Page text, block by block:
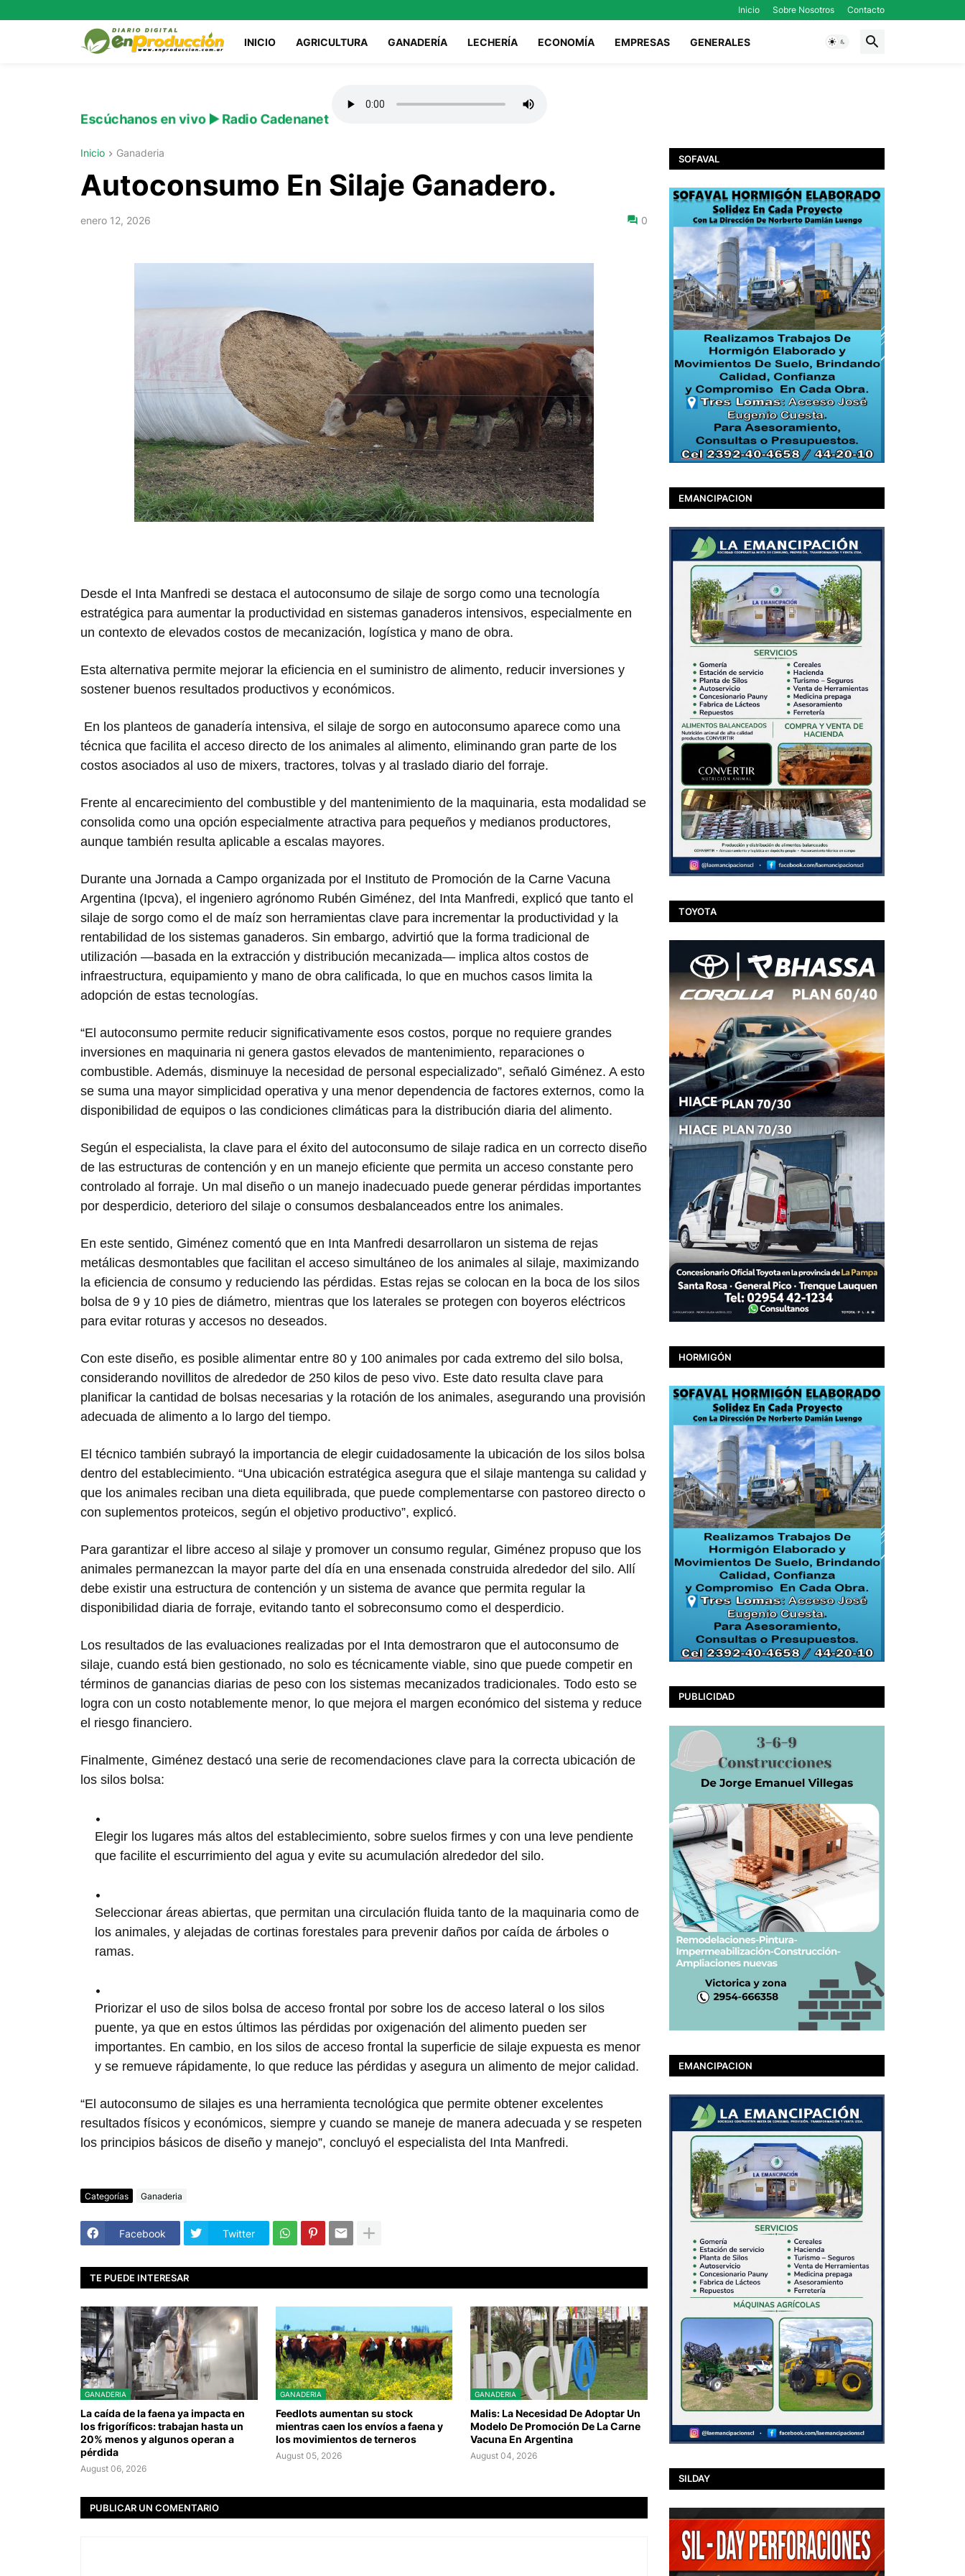
Inicio Sobre Nosotros Contacto
INICIO AGRICULTURA GANADERÍA LECHERÍA ECONOMÍA EMPRESAS GENERALES
Escúchanos en vivo ▶️ Radio Cadenanet
Inicio Ganaderia
Autoconsumo En Silaje Ganadero.
enero 12, 2026 0
Desde el Inta Manfredi se destaca el autoconsumo de silaje de sorgo como una tecnología
estratégica para aumentar la productividad en sistemas ganaderos intensivos, especialmente en
un contexto de elevados costos de mecanización, logística y mano de obra.
Esta alternativa permite mejorar la eficiencia en el suministro de alimento, reducir inversiones y
sostener buenos resultados productivos y económicos.
En los planteos de ganadería intensiva, el silaje de sorgo en autoconsumo aparece como una
técnica que facilita el acceso directo de los animales al alimento, eliminando gran parte de los
costos asociados al uso de mixers, tractores, tolvas y al traslado diario del forraje.
Frente al encarecimiento del combustible y del mantenimiento de la maquinaria, esta modalidad se
consolida como una opción especialmente atractiva para pequeños y medianos productores,
aunque también resulta aplicable a escalas mayores.
Durante una Jornada a Campo organizada por el Instituto de Promoción de la Carne Vacuna
Argentina (Ipcva), el ingeniero agrónomo Rubén Giménez, del Inta Manfredi, explicó que tanto el
silaje de sorgo como el de maíz son herramientas clave para incrementar la productividad y la
rentabilidad de los sistemas ganaderos. Sin embargo, advirtió que la forma tradicional de
utilización —basada en la extracción y distribución mecanizada— implica altos costos de
infraestructura, equipamiento y mano de obra calificada, lo que en muchos casos limita la
adopción de estas tecnologías.
“El autoconsumo permite reducir significativamente esos costos, porque no requiere grandes
inversiones en maquinaria ni genera gastos elevados de mantenimiento, reparaciones o
combustible. Además, disminuye la necesidad de personal especializado”, señaló Giménez. A esto
se suma una mayor simplicidad operativa y una menor dependencia de factores externos, como la
disponibilidad de equipos o las condiciones climáticas para la distribución diaria del alimento.
Según el especialista, la clave para el éxito del autoconsumo de silaje radica en un correcto diseño
de las estructuras de contención y en un manejo eficiente que permita un acceso constante pero
controlado al forraje. Un mal diseño o un manejo inadecuado puede generar pérdidas importantes
por desperdicio, deterioro del silaje o consumos desbalanceados entre los animales.
En este sentido, Giménez comentó que en Inta Manfredi desarrollaron un sistema de rejas
metálicas desmontables que facilitan el acceso simultáneo de los animales al silaje, maximizando
la eficiencia de consumo y reduciendo las pérdidas. Estas rejas se colocan en la boca de los silos
bolsa de 9 y 10 pies de diámetro, mientras que los laterales se protegen con boyeros eléctricos
para evitar roturas y accesos no deseados.
Con este diseño, es posible alimentar entre 80 y 100 animales por cada extremo del silo bolsa,
considerando novillitos de alrededor de 250 kilos de peso vivo. Este dato resulta clave para
planificar la cantidad de bolsas necesarias y la rotación de los animales, asegurando una provisión
adecuada de alimento a lo largo del tiempo.
El técnico también subrayó la importancia de elegir cuidadosamente la ubicación de los silos bolsa
dentro del establecimiento. “Una ubicación estratégica asegura que el silaje mantenga su calidad y
que los animales reciban una dieta equilibrada, que puede complementarse con pastoreo directo o
con suplementos proteicos, según el objetivo productivo”, explicó.
Para garantizar el libre acceso al silaje y promover un consumo regular, Giménez propuso que los
animales permanezcan la mayor parte del día en una ensenada construida alrededor del silo. Allí
debe existir una estructura de contención y un sistema de avance que permita regular la
disponibilidad diaria de forraje, evitando tanto el sobreconsumo como el desperdicio.
Los resultados de las evaluaciones realizadas por el Inta demostraron que el autoconsumo de
silaje, cuando está bien gestionado, no solo es técnicamente viable, sino que puede competir en
términos de ganancias diarias de peso con los sistemas mecanizados tradicionales. Todo esto se
logra con un costo notablemente menor, lo que mejora el margen económico del sistema y reduce
el riesgo financiero.
Finalmente, Giménez destacó una serie de recomendaciones clave para la correcta ubicación de
los silos bolsa:
Elegir los lugares más altos del establecimiento, sobre suelos firmes y con una leve pendiente
que facilite el escurrimiento del agua y evite su acumulación alrededor del silo.
Seleccionar áreas abiertas, que permitan una circulación fluida tanto de la maquinaria como de
los animales, y alejadas de cortinas forestales para prevenir daños por caída de árboles o
ramas.
Priorizar el uso de silos bolsa de acceso frontal por sobre los de acceso lateral o los silos
puente, ya que en estos últimos las pérdidas por oxigenación del alimento pueden ser
importantes. En cambio, en los silos de acceso frontal la superficie de silaje expuesta es menor
y se remueve rápidamente, lo que reduce las pérdidas y asegura un alimento de mejor calidad.
“El autoconsumo de silajes es una herramienta tecnológica que permite obtener excelentes
resultados físicos y económicos, siempre y cuando se maneje de manera adecuada y se respeten
los principios básicos de diseño y manejo”, concluyó el especialista del Inta Manfredi.
Categorías Ganaderia
Facebook Twitter
TE PUEDE INTERESAR
GANADERIA
La caída de la faena ya impacta en
los frigoríficos: trabajan hasta un
20% menos y algunos operan a
pérdida
August 06, 2026
GANADERIA
Feedlots aumentan su stock
mientras caen los envíos a faena y
los movimientos de terneros
August 05, 2026
GANADERIA
Malis: La Necesidad De Adoptar Un
Modelo De Promoción De La Carne
Vacuna En Argentina
August 04, 2026
PUBLICAR UN COMENTARIO
SOFAVAL
EMANCIPACION
TOYOTA
HORMIGÓN
PUBLICIDAD
EMANCIPACION
SILDAY